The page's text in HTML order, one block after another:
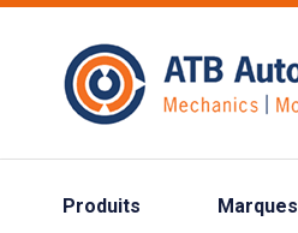
Produits Marques